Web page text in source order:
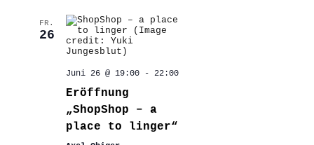
FR.
26
Juni 26 @ 19:00- 22:00
Eröffnung
„ShopShop – a
place to linger“